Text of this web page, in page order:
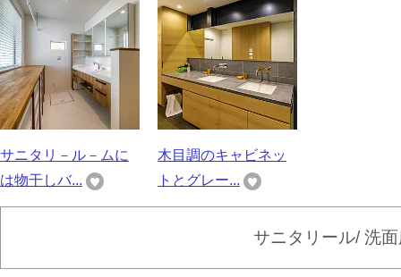
サニタリ－ル－ムに
は物干しバ...
木目調のキャビネッ
トとグレー...
サニタリール/ 洗